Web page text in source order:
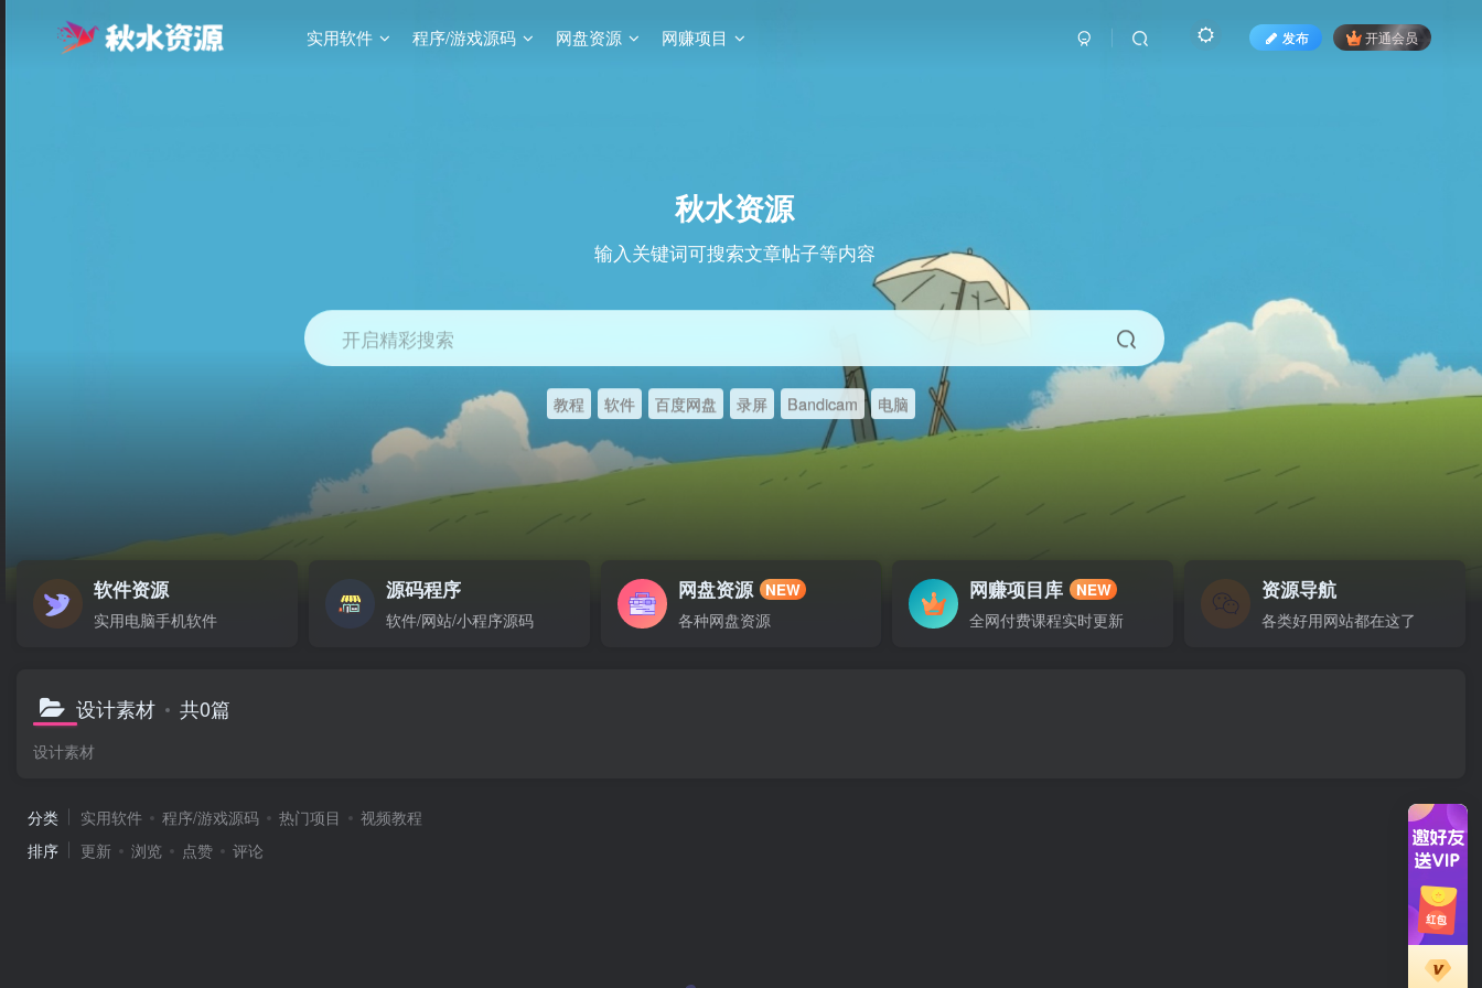
实用软件 程序/游戏源码 网盘资源 网赚项目 发布 开通会员
秋水资源
输入关键词可搜索文章帖子等内容
开启精彩搜索
教程 软件 百度网盘 录屏 Bandicam 电脑
软件资源
实用电脑手机软件
源码程序
软件/网站/小程序源码
网盘资源 NEW
各种网盘资源
网赚项目库 NEW
全网付费课程实时更新
资源导航
各类好用网站都在这了
设计素材 共0篇
设计素材
分类 实用软件 程序/游戏源码 热门项目
视频教程
排序
更新 浏览 点赞 评论